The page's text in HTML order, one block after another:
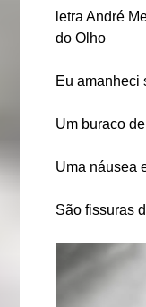
letra André
do Olho
Eu amanheci
Um buraco
Uma náusea
São fissuras